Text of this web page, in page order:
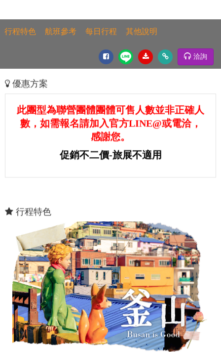
行程特色 航班參考 每日行程 其他說明
洽詢
優惠方案
此團型為聯營團體團體可售人數並非正確人
數，如需報名請加入官方LINE@或電洽，
感謝您。
促銷不二價-旅展不適用
行程特色